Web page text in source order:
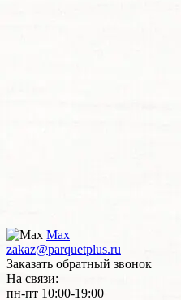
Max
zakaz@parquetplus.ru
Заказать обратный звонок
На связи:
пн-пт 10:00-19:00